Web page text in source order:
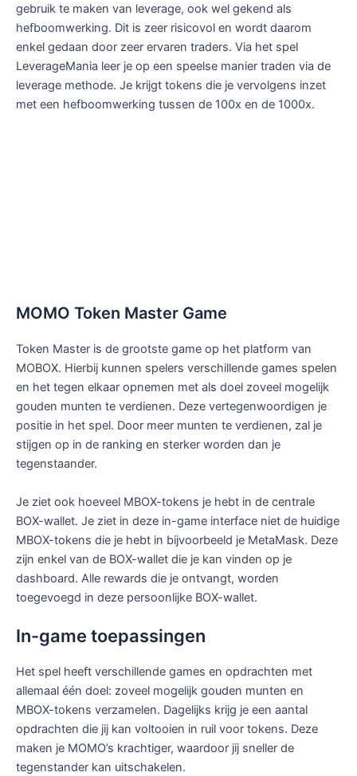
gebruik te maken van leverage, ook wel gekend als
hefboomwerking. Dit is zeer risicovol en wordt daarom
enkel gedaan door zeer ervaren traders. Via het spel
LeverageMania leer je op een speelse manier traden via de
leverage methode. Je krijgt tokens die je vervolgens inzet
met een hefboomwerking tussen de 100x en de 1000x.
MOMO Token Master Game
Token Master is de grootste game op het platform van
MOBOX. Hierbij kunnen spelers verschillende games spelen
en het tegen elkaar opnemen met als doel zoveel mogelijk
gouden munten te verdienen. Deze vertegenwoordigen je
positie in het spel. Door meer munten te verdienen, zal je
stijgen op in de ranking en sterker worden dan je
tegenstaander.
Je ziet ook hoeveel MBOX-tokens je hebt in de centrale
BOX-wallet. Je ziet in deze in-game interface niet de huidige
MBOX-tokens die je hebt in bijvoorbeeld je MetaMask. Deze
zijn enkel van de BOX-wallet die je kan vinden op je
dashboard. Alle rewards die je ontvangt, worden
toegevoegd in deze persoonlijke BOX-wallet.
In-game toepassingen
Het spel heeft verschillende games en opdrachten met
allemaal één doel: zoveel mogelijk gouden munten en
MBOX-tokens verzamelen. Dagelijks krijg je een aantal
opdrachten die jij kan voltooien in ruil voor tokens. Deze
maken je MOMO’s krachtiger, waardoor jij sneller de
tegenstander kan uitschakelen.